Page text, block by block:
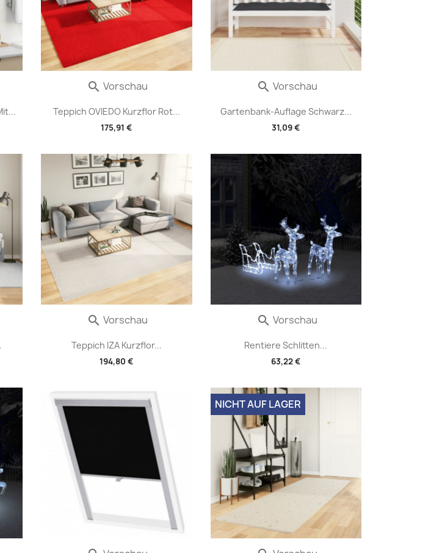
Teppich OVIEDO Kurzflor Rot...
175,91 €
 Vorschau
Gartenbank-Auflage Schwarz...
31,09 €
 Vorschau
Teppich IZA Kurzflor...
194,80 €
 Vorschau
Rentiere Schlitten...
63,22 €
 Vorschau
NICHT AUF LAGER